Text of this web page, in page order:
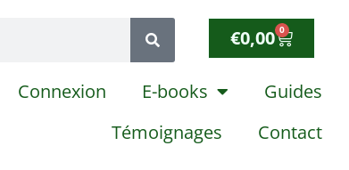
€0,00 0
Connexion E-books
Guides
Témoignages
Contact